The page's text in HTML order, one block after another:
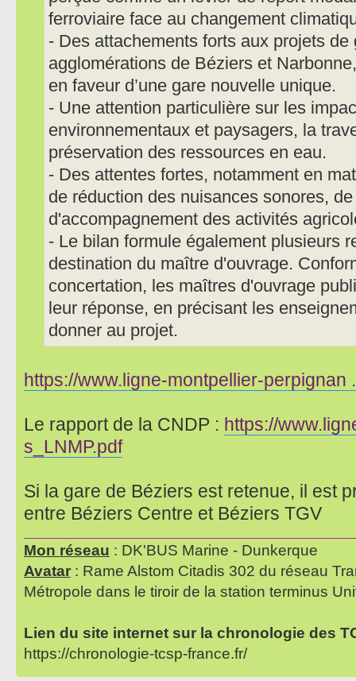
ferroviaire face au changement
- Des attachements forts aux projets
agglomérations de Béziers et
en faveur d’une gare nouvelle unique.
- Une attention particulière sur les
environnementaux et paysagers, la
préservation des ressources en eau.
- Des attentes fortes, notamment en
de réduction des nuisances sonores,
d'accompagnement des activités
- Le bilan formule également plusieurs
destination du maître d'ouvrage.
concertation, les maîtres d'ouvrage
leur réponse, en précisant les
donner au projet.
https://www.ligne-montpellier-perpignan
Le rapport de la CNDP : https://
s_LNMP.pdf
Si la gare de Béziers est retenue, il est
entre Béziers Centre et Béziers TGV
Mon réseau : DK'BUS Marine - Dunkerque
Avatar : Rame Alstom Citadis 302 du réseau
Métropole dans le tiroir de la station terminus
Lien du site internet sur la chronologie des
https://chronologie-tcsp-france.fr/